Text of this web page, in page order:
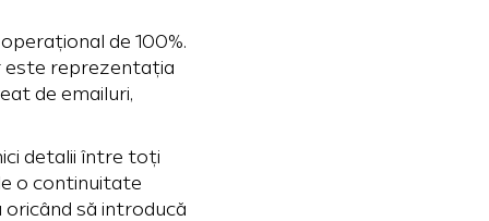
de 100%.
este reprezentația
de emailuri,
detalii între toți
o continuitate
să introducă